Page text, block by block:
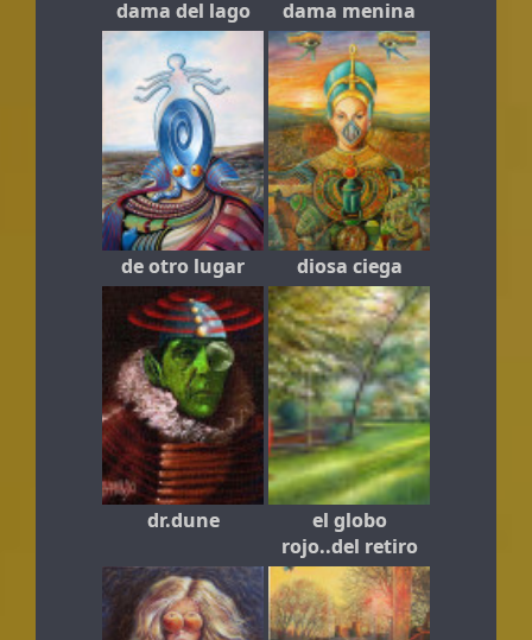
dama del lago dama menina
de otro lugar diosa ciega
dr.dune
el globo
rojo..del retiro